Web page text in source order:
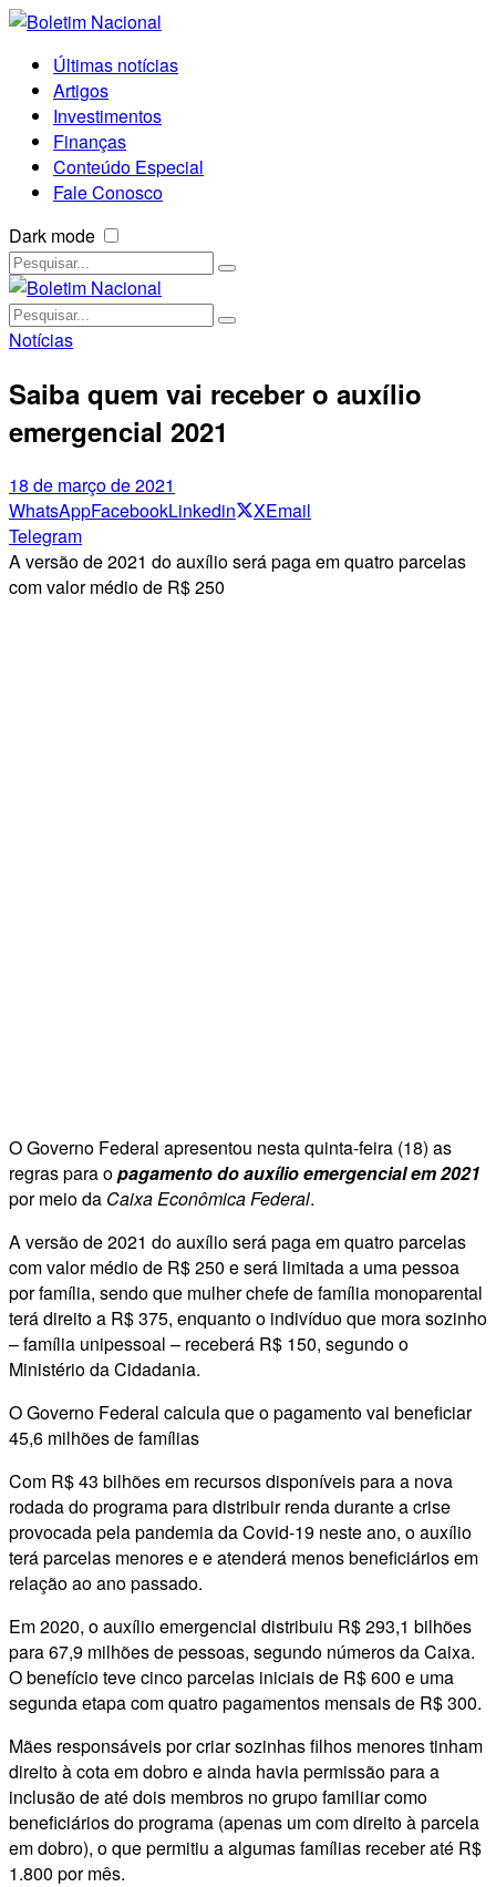
Últimas notícias
Artigos
Investimentos
Finanças
Conteúdo Especial
Fale Conosco
Dark mode
Notícias
Saiba quem vai receber o auxílio
emergencial 2021
18 de março de 2021
WhatsAppFacebookLinkedin XEmail
Telegram
A versão de 2021 do auxílio será paga em quatro parcelas
com valor médio de R$ 250
O Governo Federal apresentou nesta quinta-feira (18) as
regras para opagamento do auxílio emergencial em 2021
por meio da Caixa Econômica Federal.
A versão de 2021 do auxílio será paga em quatro parcelas
com valor médio de R$ 250 e será limitada a uma pessoa
por família, sendo que mulher chefe de família monoparental
terá direito a R$ 375, enquanto o indivíduo que mora sozinho
– família unipessoal – receberá R$ 150, segundo o
Ministério da Cidadania.
O Governo Federal calcula que o pagamento vai beneficiar
45,6 milhões de famílias
Com R$ 43 bilhões em recursos disponíveis para a nova
rodada do programa para distribuir renda durante a crise
provocada pela pandemia da Covid-19 neste ano, o auxílio
terá parcelas menores e e atenderá menos beneficiários em
relação ao ano passado.
Em 2020, o auxílio emergencial distribuiu R$ 293,1 bilhões
para 67,9 milhões de pessoas, segundo números da Caixa.
O benefício teve cinco parcelas iniciais de R$ 600 e uma
segunda etapa com quatro pagamentos mensais de R$ 300.
Mães responsáveis por criar sozinhas filhos menores tinham
direito à cota em dobro e ainda havia permissão para a
inclusão de até dois membros no grupo familiar como
beneficiários do programa (apenas um com direito à parcela
em dobro), o que permitiu a algumas famílias receber até R$
1.800 por mês.